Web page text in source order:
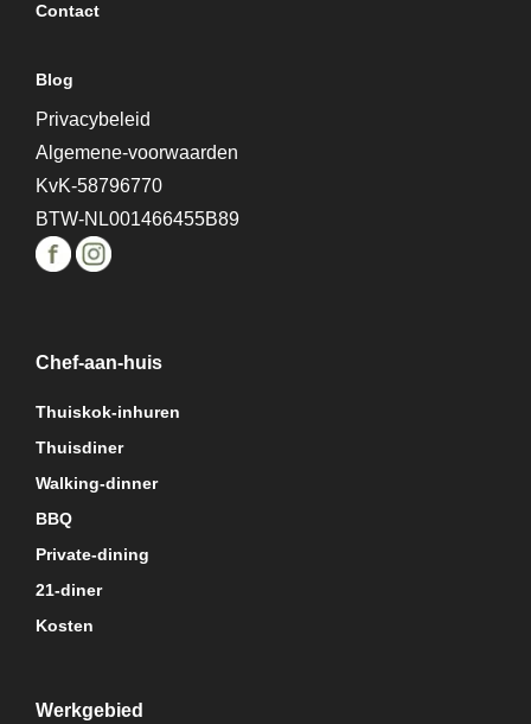
Contact
Blog
Privacybeleid
Algemene-voorwaarden
KvK-58796770
BTW-NL001466455B89
Chef-aan-huis
Thuiskok-inhuren
Thuisdiner
Walking-dinner
BBQ
Private-dining
21-diner
Kosten
Werkgebied